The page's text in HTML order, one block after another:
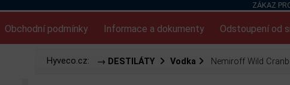
ZÁKAZ
Obchodní podmínky Informace a dokumenty Odstoupení od
Hyveco.cz: → DESTILÁTY Vodka Nemiroff Wild